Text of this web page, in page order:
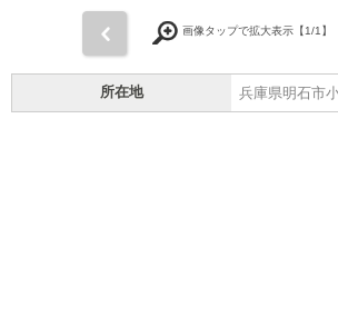
画像タップで拡大表示【1/1】
所在地 兵庫県明石市